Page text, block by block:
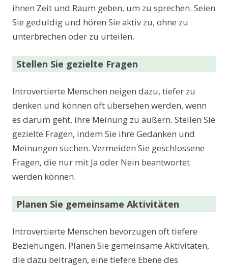
ihnen Zeit und Raum geben, um zu sprechen. Seien
Sie geduldig und hören Sie aktiv zu, ohne zu
unterbrechen oder zu urteilen.
Stellen Sie gezielte Fragen
Introvertierte Menschen neigen dazu, tiefer zu
denken und können oft übersehen werden, wenn
es darum geht, ihre Meinung zu äußern. Stellen Sie
gezielte Fragen, indem Sie ihre Gedanken und
Meinungen suchen. Vermeiden Sie geschlossene
Fragen, die nur mit Ja oder Nein beantwortet
werden können.
Planen Sie gemeinsame Aktivitäten
Introvertierte Menschen bevorzugen oft tiefere
Beziehungen. Planen Sie gemeinsame Aktivitäten,
die dazu beitragen, eine tiefere Ebene des